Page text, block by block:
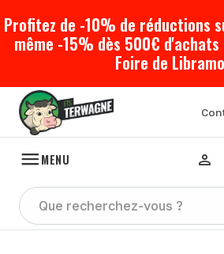
Profitez de -10% de réductions
même -15% dès 500€ d'achats
Foire de
MENU